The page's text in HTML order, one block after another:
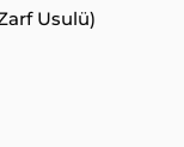
Usulü)